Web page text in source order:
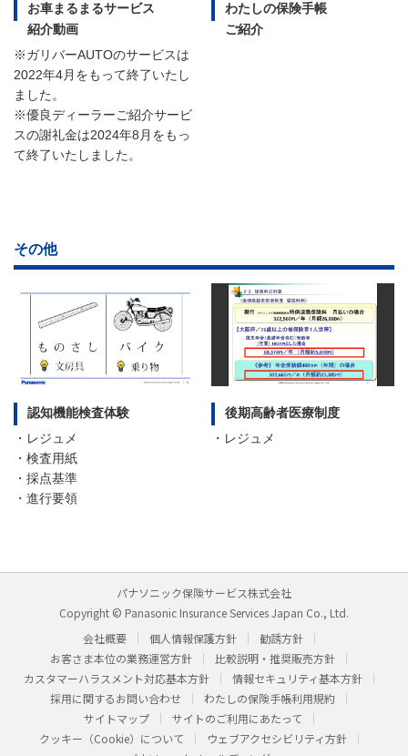
お車まるまるサービス
紹介動画
※ガリバーAUTOのサービスは
2022年4月をもって終了いたし
ました。
※優良ディーラーご紹介サービ
スの謝礼金は2024年8月をもっ
て終了いたしました。
わたしの保険手帳
ご紹介
その他
認知機能検査体験
・レジュメ
・検査用紙
・採点基準
・進行要領
後期高齢者医療制度
・レジュメ
パナソニック保険サービス株式会社
Copyright © Panasonic Insurance Services Japan Co., Ltd.
会社概要
個人情報保護方針
勧誘方針
お客さま本位の業務運営方針
比較説明・推奨販売方針
カスタマーハラスメント対応基本方針
情報セキュリティ基本方針
採用に関するお問い合わせ
わたしの保険手帳利用規約
サイトマップ
サイトのご利用にあたって
クッキー（Cookie）について
ウェブアクセシビリティ方針